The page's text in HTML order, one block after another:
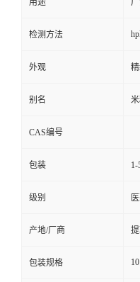
检测方法
外观
别名
CAS编号
包装
级别
产地/厂商
包装规格